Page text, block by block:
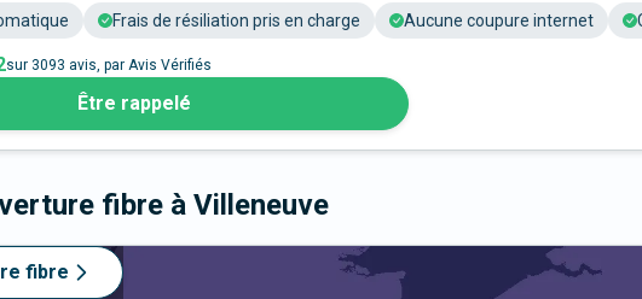
Frais de résiliation pris en charge Aucune coupure internet
sur 3093 avis, par Avis Vérifiés
Être rappelé
fibre à Villeneuve
fibre